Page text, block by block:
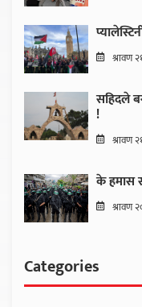
श्रावण
सहिदले
!
श्रावण
के हमास
श्रावण
Categories